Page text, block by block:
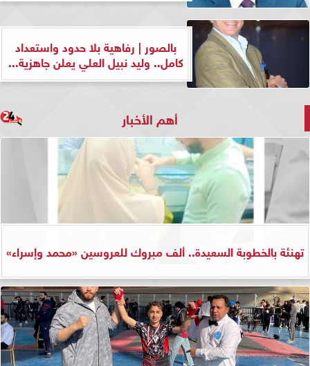
بالصور | رفاهية بلا حدود واستعداد
كامل.. وليد نبيل العلي يعلن جاهزية...
أهم الأخبار
تهنئة بالخطوبة السعيدة.. ألف مبروك للعروسين «محمد وإسراء»